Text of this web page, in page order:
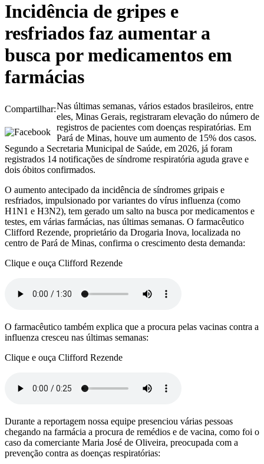
Incidência de gripes e
resfriados faz aumentar a
busca por medicamentos em
farmácias
Compartilhar:Nas últimas semanas, vários estados brasileiros, entre
eles, Minas Gerais, registraram elevação do número de
registros de pacientes com doenças respiratórias. Em
Pará de Minas, houve um aumento de 15% dos casos.
Segundo a Secretaria Municipal de Saúde, em 2026, já foram
registrados 14 notificações de síndrome respiratória aguda grave e
dois óbitos confirmados.
O aumento antecipado da incidência de síndromes gripais e
resfriados, impulsionado por variantes do vírus influenza (como
H1N1 e H3N2), tem gerado um salto na busca por medicamentos e
testes, em várias farmácias, nas últimas semanas. O farmacêutico
Clifford Rezende, proprietário da Drogaria Inova, localizada no
centro de Pará de Minas, confirma o crescimento desta demanda:
Clique e ouça Clifford Rezende
O farmacêutico também explica que a procura pelas vacinas contra a
influenza cresceu nas últimas semanas:
Clique e ouça Clifford Rezende
Durante a reportagem nossa equipe presenciou várias pessoas
chegando na farmácia a procura de remédios e de vacina, como foi o
caso da comerciante Maria José de Oliveira, preocupada com a
prevenção contra as doenças respiratórias: